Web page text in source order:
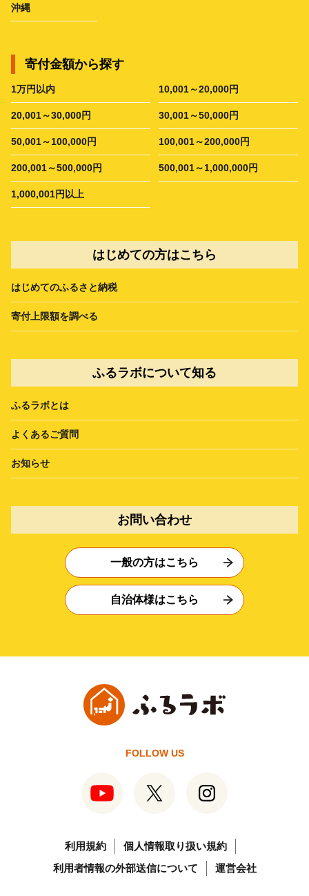
沖縄
寄付金額から探す
1万円以内 10,001～20,000円
20,001～30,000円 30,001～50,000円
50,001～100,000円 100,001～200,000円
200,001～500,000円 500,001～1,000,000円
1,000,001円以上
はじめての方はこちら
はじめてのふるさと納税
寄付上限額を調べる
ふるラボについて知る
ふるラボとは
よくあるご質問
お知らせ
お問い合わせ
一般の方はこちら
自治体様はこちら
FOLLOW US
利用規約
個人情報取り扱い規約
利用者情報の外部送信について
運営会社